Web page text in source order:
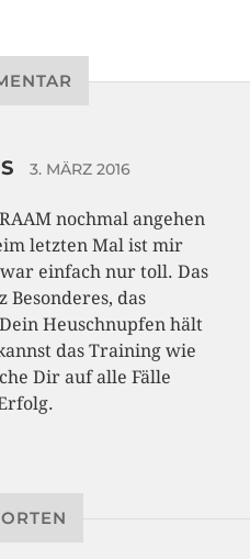
3. MÄRZ 2016
nochmal angehen
letzten Mal ist mir
einfach nur toll. Das
Besonderes, das
Heuschnupfen hält
das Training wie
Dir auf alle Fälle